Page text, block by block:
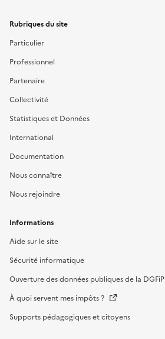
Rubriques du site
Particulier
Professionnel
Partenaire
Collectivité
Statistiques et Données
International
Documentation
Nous connaître
Nous rejoindre
Informations
Aide sur le site
Sécurité informatique
Ouverture des données publiques de la DGFiP
À quoi servent mes impôts ?
Supports pédagogiques et citoyens